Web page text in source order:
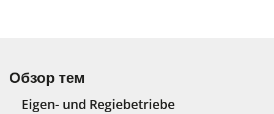
Обзор тем
Eigen- und Regiebetriebe